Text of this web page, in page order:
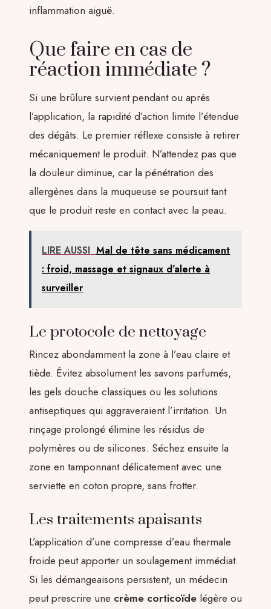
inflammation aiguë.
Que faire en cas de
réaction immédiate ?
Si une brûlure survient pendant ou après
l’application, la rapidité d’action limite l’étendue
des dégâts. Le premier réflexe consiste à retirer
mécaniquement le produit. N’attendez pas que
la douleur diminue, car la pénétration des
allergènes dans la muqueuse se poursuit tant
que le produit reste en contact avec la peau.
LIRE AUSSI Mal de tête sans médicament
: froid, massage et signaux d’alerte à
surveiller
Le protocole de nettoyage
Rincez abondamment la zone à l’eau claire et
tiède. Évitez absolument les savons parfumés,
les gels douche classiques ou les solutions
antiseptiques qui aggraveraient l’irritation. Un
rinçage prolongé élimine les résidus de
polymères ou de silicones. Séchez ensuite la
zone en tamponnant délicatement avec une
serviette en coton propre, sans frotter.
Les traitements apaisants
L’application d’une compresse d’eau thermale
froide peut apporter un soulagement immédiat.
Si les démangeaisons persistent, un médecin
peut prescrire une crème corticoïde légère ou